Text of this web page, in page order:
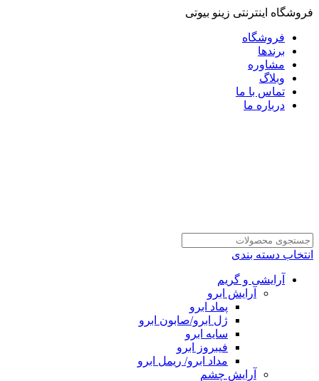
فروشگاه اینترنتی زینو بیوتی
فروشگاه
برندها
مشاوره
وبلاگ
تماس با ما
درباره ما
انتخاب دسته بندی
آرایشی و گریم
آرایش ابرو
پماد ابرو
ژل ابرو/صابون ابرو
سایه ابرو
فیبروز ابرو
مداد ابرو/ ریمل ابرو
آرایش چشم